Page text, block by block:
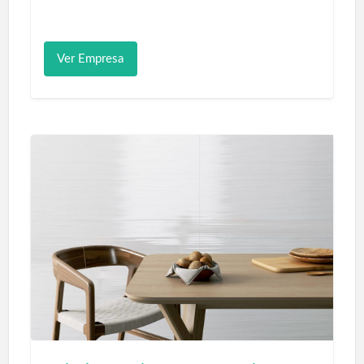
Como empresa especializada en carretillas
elevadoras y maquinaria industrial.
productos en limpieza para empresas y
segunda mano en venta y alquiler en
Canarias.
Carretillas elevadoras Las Palmas de Gran
Canaria
Venta Alquiler Carretillas Elevadoras
Ocasión
Ver Empresa